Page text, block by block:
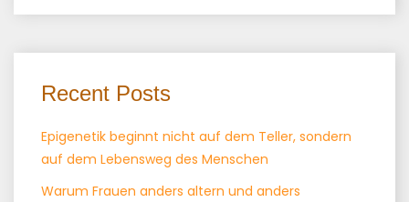
Recent Posts
Epigenetik beginnt nicht auf dem Teller, sondern
auf dem Lebensweg des Menschen
Warum Frauen anders altern und anders